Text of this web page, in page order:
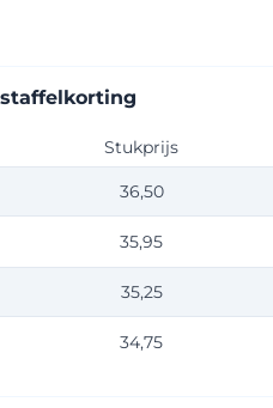
Stukprijs
hoeveelheid: 2
36,50
hoeveelheid: 10
35,95
hoeveelheid: 30
35,25
hoeveelheid: 60
34,75